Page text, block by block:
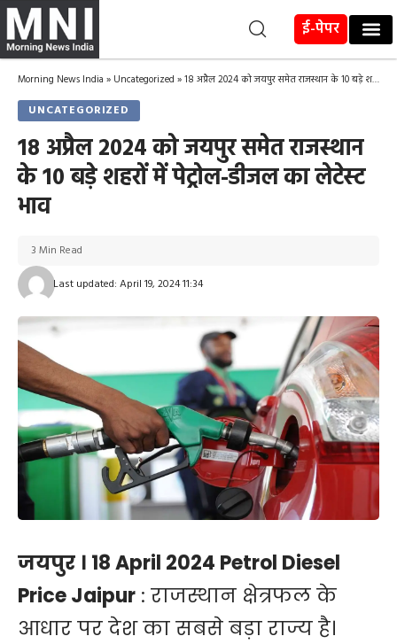
ई-पेपर
Morning News India » Uncategorized »18 अप्रैल 2024 को जयपुर समेत राजस्थान के 10 बड़े शहरों में पेट्रोल-डीजल का लेटेस्ट भाव
UNCATEGORIZED
18 अप्रैल 2024 को जयपुर समेत राजस्थान
के 10 बड़े शहरों में पेट्रोल-डीजल का लेटेस्ट
भाव
Last updated: April 19, 2024 11:34
3 Min Read
जयपुर । 18 April 2024 Petrol Diesel
Price Jaipur : राजस्थान क्षेत्रफल के
आधार पर देश का सबसे बड़ा राज्य है।